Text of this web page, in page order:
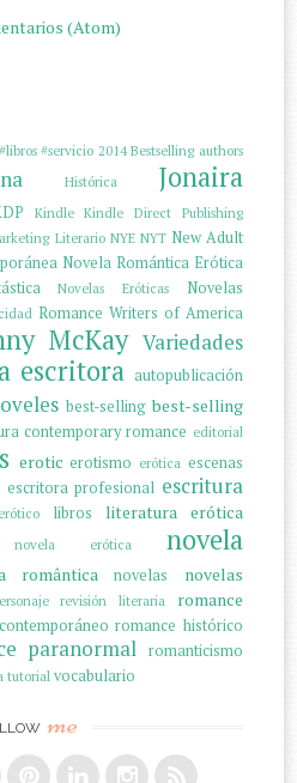
(Atom)
#libros #servicio 2014 Bestselling authors
Histórica
Jonaira
Kindle Kindle Direct Publishing
Literario NYE NYT New Adult
Novela Romántica Erótica
Novelas Eróticas
Novelas
Romance Writers of America
McKay Variedades
escritora autopublicación
best-selling best-selling
contemporary romance editorial
erotic erotismo erótica escenas
escritora profesional escritura
libros
literatura erótica
novela erótica
novela
romântica novelas
novelas
revisión literaria romance
romance histórico
paranormal romanticismo
tutorial vocabulario
me